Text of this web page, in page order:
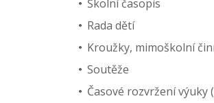
Školní časopis
Rada dětí
Kroužky, mimoškolní
Soutěže
Časové rozvržení výuky